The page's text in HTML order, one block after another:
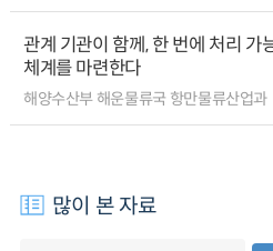
관계 기관이 함께, 한 번에 처리 가
체계를 마련한다
해양수산부 해운물류국 항만물류산업과
많이 본 자료